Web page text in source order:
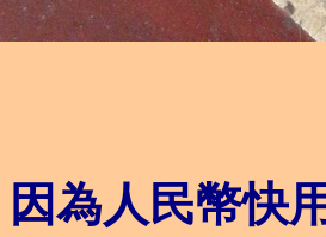
因為人民幣快